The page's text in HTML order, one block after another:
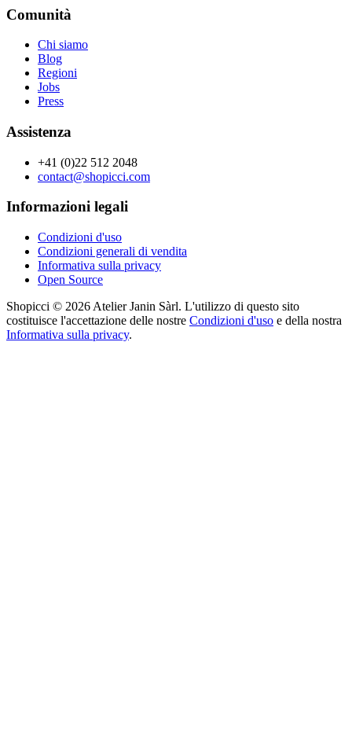
Comunità
Chi siamo
Blog
Regioni
Jobs
Press
Assistenza
+41 (0)22 512 2048
contact@shopicci.com
Informazioni legali
Condizioni d'uso
Condizioni generali di vendita
Informativa sulla privacy
Open Source
Shopicci © 2026 Atelier Janin Sàrl. L'utilizzo di questo sito
costituisce l'accettazione delle nostre Condizioni d'uso e della nostra
Informativa sulla privacy.